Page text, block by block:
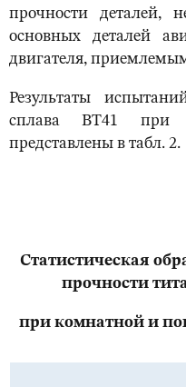
прочности деталей,
основных деталей
двигателя,
Результаты
сплава ВТ41 при
представлены в табл. 2.
Статистическая
прочности
при комнатной и